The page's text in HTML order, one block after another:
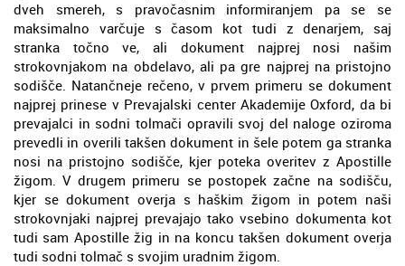
dveh smereh, s pravočasnim informiranjem pa se se
maksimalno varčuje s časom kot tudi z denarjem, saj
stranka točno ve, ali dokument najprej nosi našim
strokovnjakom na obdelavo, ali pa gre najprej na pristojno
sodišče. Natančneje rečeno, v prvem primeru se dokument
najprej prinese v Prevajalski center Akademije Oxford, da bi
prevajalci in sodni tolmači opravili svoj del naloge oziroma
prevedli in overili takšen dokument in šele potem ga stranka
nosi na pristojno sodišče, kjer poteka overitev z Apostille
žigom. V drugem primeru se postopek začne na sodišču,
kjer se dokument overja s haškim žigom in potem naši
strokovnjaki najprej prevajajo tako vsebino dokumenta kot
tudi sam Apostille žig in na koncu takšen dokument overja
tudi sodni tolmač s svojim uradnim žigom.